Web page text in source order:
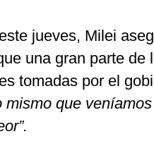
jueves, Milei
una gran parte de
tomadas por el
mismo que